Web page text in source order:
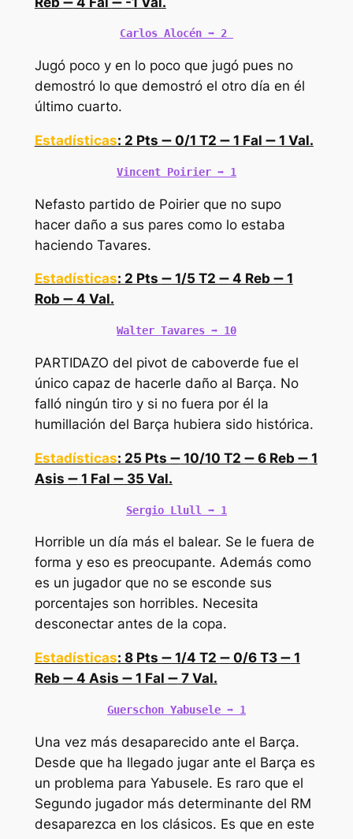
Carlos Alocén ➡️ 2
Jugó poco y en lo poco que jugó pues no
demostró lo que demostró el otro día en él
último cuarto.
Estadísticas: 2 Pts ➖0/1 T2 ➖1 Fal ➖1 Val.
Vincent Poirier ➡️ 1
Nefasto partido de Poirier que no supo
hacer daño a sus pares como lo estaba
haciendo Tavares.
Estadísticas: 2 Pts ➖1/5 T2 ➖4 Reb ➖1
Rob ➖4 Val.
Walter Tavares ➡️ 10
PARTIDAZO del pivot de caboverde fue el
único capaz de hacerle daño al Barça. No
falló ningún tiro y si no fuera por él la
humillación del Barça hubiera sido histórica.
Estadísticas: 25 Pts ➖10/10 T2 ➖6 Reb ➖1
Asis ➖1 Fal ➖35 Val.
Sergio Llull ➡️ 1
Horrible un día más el balear. Se le fuera de
forma y eso es preocupante. Además como
es un jugador que no se esconde sus
porcentajes son horribles. Necesita
desconectar antes de la copa.
Estadísticas: 8 Pts ➖1/4 T2 ➖0/6 T3 ➖1
Reb ➖4 Asis ➖1 Fal ➖7 Val.
Guerschon Yabusele ➡️ 1
Una vez más desaparecido ante el Barça.
Desde que ha llegado jugar ante el Barça es
un problema para Yabusele. Es raro que el
Segundo jugador más determinante del RM
desaparezca en los clásicos. Es que en este